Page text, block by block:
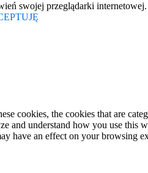
swojej przeglądarki
the cookies that are
and understand how you use
have an effect on your browsing